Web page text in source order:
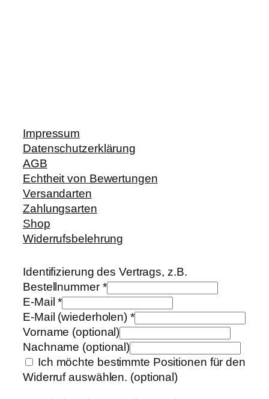
Impressum
Datenschutzerklärung
AGB
Echtheit von Bewertungen
Versandarten
Zahlungsarten
Shop
Widerrufsbelehrung
Identifizierung des Vertrags, z.B.
Bestellnummer *
E-Mail*
E-Mail (wiederholen) *
Vorname (optional)
Nachname (optional)
Ich möchte bestimmte Positionen für den
Widerruf auswählen. (optional)